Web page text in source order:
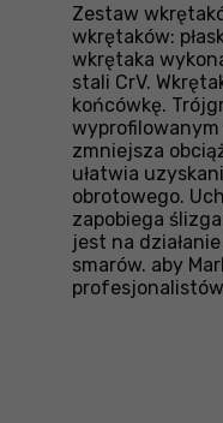
Zestaw
wkrętaków:
wkrętaka
stali CrV.
końcówkę.
wyprofilowanym
zmniejsza
ułatwia
obrotowego.
zapobiega
jest na
smarów. aby